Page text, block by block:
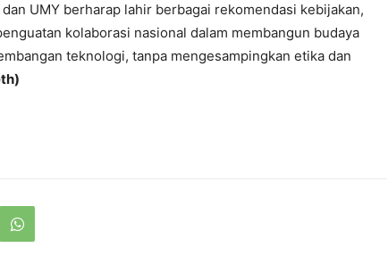
UMY berharap lahir berbagai rekomendasi kebijakan,
kolaborasi nasional dalam membangun budaya
teknologi, tanpa mengesampingkan etika dan